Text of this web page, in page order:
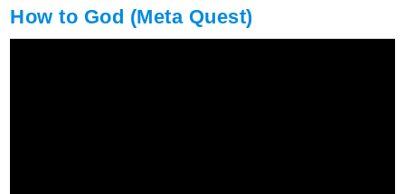
How to God (Meta Quest)